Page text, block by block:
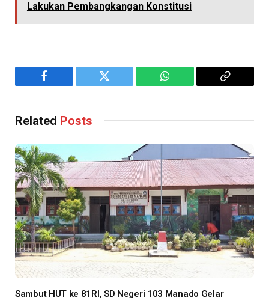
Lakukan Pembangkangan Konstitusi
Facebook Twitter WhatsApp
Copy
Related Posts
Sambut HUT ke 81RI, SD Negeri 103 Manado Gelar